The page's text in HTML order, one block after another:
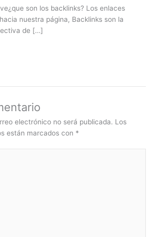
son los backlinks? Los enlaces
nuestra página, Backlinks son la
de […]
electrónico no será publicada. Los
están marcados con *